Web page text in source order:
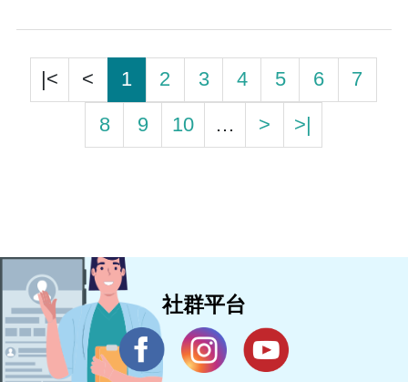
|< < 1 2 3 4 5 6
7
8
9 10 … > >|
社群平台